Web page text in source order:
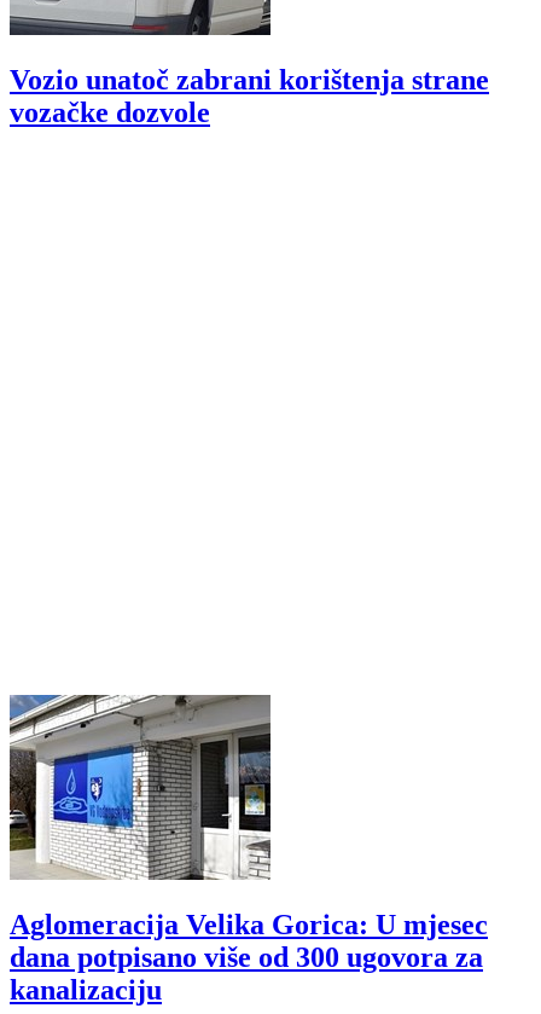
Vozio unatoč zabrani korištenja strane
vozačke dozvole
Aglomeracija Velika Gorica: U mjesec
dana potpisano više od 300 ugovora za
kanalizaciju